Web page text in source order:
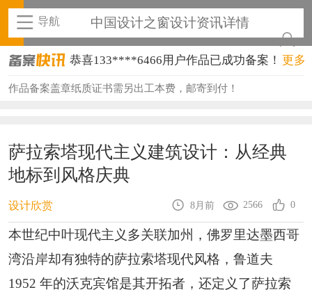
导航 中国设计之窗设计资讯详情
恭喜133****6466用户作品已成功备案！
恭喜131****1475用户作品已成功备案！
恭喜138****8638用户作品已成功备案！
恭喜133****9020用户作品已成功备案！
恭喜136****9807用户作品已成功备案！
恭喜159****4930用户作品已成功备案！
恭喜150****6483用户作品已成功备案！
恭喜131****2473用户作品已成功备案！
更多
作品备案盖章纸质证书需另出工本费，邮寄到付！
萨拉索塔现代主义建筑设计：从经典
地标到风格庆典
设计欣赏 8月前 2566 0
本世纪中叶现代主义多关联加州，佛罗里达墨西哥
湾沿岸却有独特的萨拉索塔现代风格，鲁道夫
1952 年的沃克宾馆是其开拓者，还定义了萨拉索